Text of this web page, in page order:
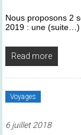
Nous proposons 2
2019 : une (suite…)
Read more
Voyages
6 juillet 2018